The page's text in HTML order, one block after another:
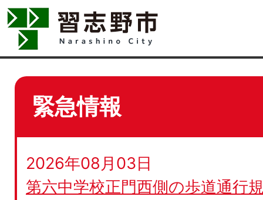
緊急情報
2026年08月03日
第六中学校正門西側の歩道通行